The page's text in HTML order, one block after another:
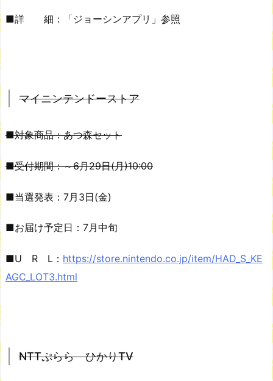
■詳 細：「ジョーシンアプリ」参照
マイニンテンドーストア
■対象商品：あつ森セット
■受付期間：～6月29日(月)10:00
■当選発表：7月3日(金)
■お届け予定日：7月中旬
■U R L： https://store.nintendo.co.jp/item/HAD_S_KE
AGC_LOT3.html
NTTぷらら ひかりTV